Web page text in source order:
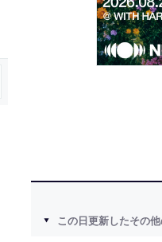
この日更新したその